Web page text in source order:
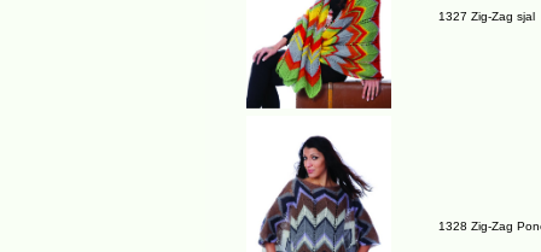
1327 Zig-Zag sjal
1328 Zig-Zag